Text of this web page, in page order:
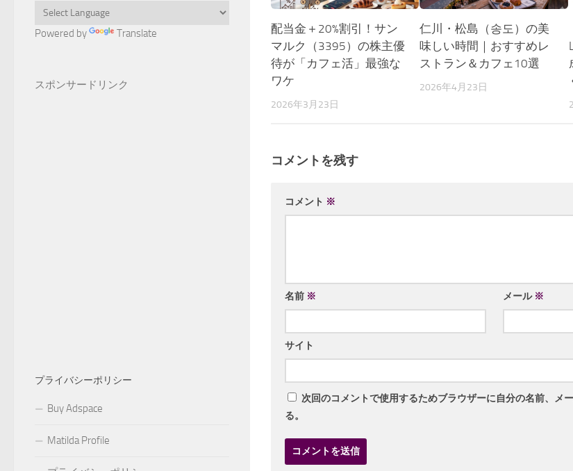
配当金＋20%割引！サン
マルク（3395）の株主優
待が「カフェ活」最強な
ワケ
2026年3月23日
仁川・松島（송도）の美
味しい時間｜おすすめレ
ストラン＆カフェ10選
2026年4月23日
コメントを残す
コメント ※
名前 ※ メール ※
サイト
次回のコメントで使用するためブラウザーに自分の名前、メ
る。
Powered by Translate
スポンサードリンク
プライバシーポリシー
Buy Adspace
Matilda Profile